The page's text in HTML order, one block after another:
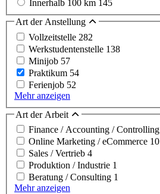
Innerhalb 100 km 145
Art der Anstellung
Vollzeitstelle 282
Werkstudentenstelle 138
Minijob 57
Praktikum 54
Ferienjob 52
Mehr anzeigen
Art der Arbeit
Finance / Accounting / Controlling
Online Marketing / eCommerce 10
Sales / Vertrieb 4
Produktion / Industrie 1
Beratung / Consulting 1
Mehr anzeigen